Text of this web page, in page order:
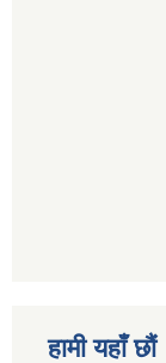
हामी यहाँ छौं